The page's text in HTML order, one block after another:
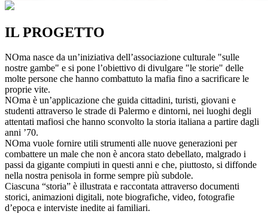
IL PROGETTO
NOma nasce da un’iniziativa dell’associazione culturale "sulle
nostre gambe" e si pone l’obiettivo di divulgare "le storie" delle
molte persone che hanno combattuto la mafia fino a sacrificare le
proprie vite.
NOma è un’applicazione che guida cittadini, turisti, giovani e
studenti attraverso le strade di Palermo e dintorni, nei luoghi degli
attentati mafiosi che hanno sconvolto la storia italiana a partire dagli
anni ’70.
NOma vuole fornire utili strumenti alle nuove generazioni per
combattere un male che non è ancora stato debellato, malgrado i
passi da gigante compiuti in questi anni e che, piuttosto, si diffonde
nella nostra penisola in forme sempre più subdole.
Ciascuna “storia” è illustrata e raccontata attraverso documenti
storici, animazioni digitali, note biografiche, video, fotografie
d’epoca e interviste inedite ai familiari.